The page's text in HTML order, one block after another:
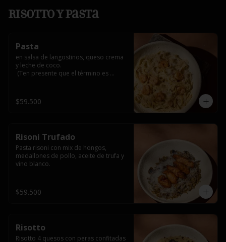
Risotto y Pasta
Pasta
en salsa de langostinos, queso crema
y leche de coco.
(Ten presente que el término es
generar notas amargas por el carbón
activado que lo recubre)
$59.500
Risoni Trufado
Pasta risoni con mix de hongos,
medallones de pollo, aceite de trufa y
vino blanco.
$59.500
Risotto
Risotto 4 quesos con peras confitadas